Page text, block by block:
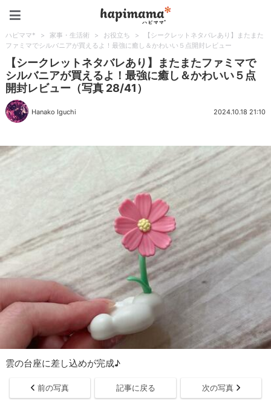
ハピママ* > 家事・生活術 > お役立ち >
【シークレットネタバレあり】またまた
ファミマでシルバニアが買えるよ！最強に癒し＆かわいい５点開封レビュー
【シークレットネタバレあり】またまたファミマで
シルバニアが買えるよ！最強に癒し＆かわいい５点
開封レビュー（写真 28/41）
Hanako Iguchi 2024.10.18 21:10
雲の台座に差し込めが完成♪
前の写真 記事に戻る 次の写真